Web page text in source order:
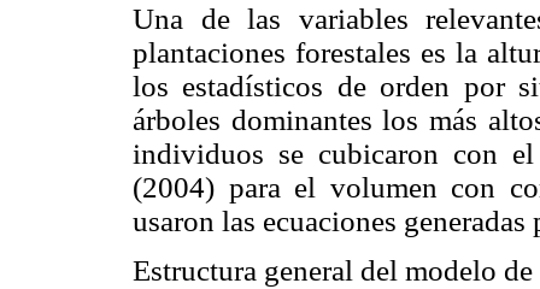
Una de las variables
plantaciones forestales es la
los estadísticos de orden por
árboles dominantes los más
individuos se cubicaron con
(2004) para el volumen con
usaron las ecuaciones
Estructura general del modelo